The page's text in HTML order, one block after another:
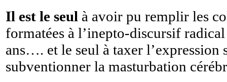
Il est le seul à avoir pu remplir les
formatées à l’inepto-discursif
ans…. et le seul à taxer l’expression
subventionner la masturbation